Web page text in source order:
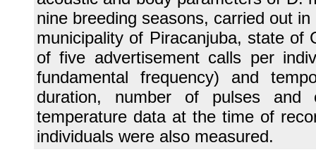
nine breeding seasons, carried out
municipality of Piracanjuba, state of
of five advertisement calls per
fundamental frequency) and
duration, number of pulses and
temperature data at the time of
individuals were also measured.